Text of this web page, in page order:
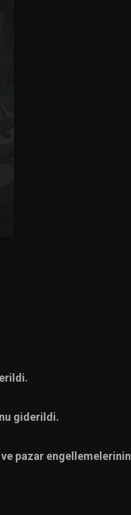
giderildi.
ve pazar engellemelerinin